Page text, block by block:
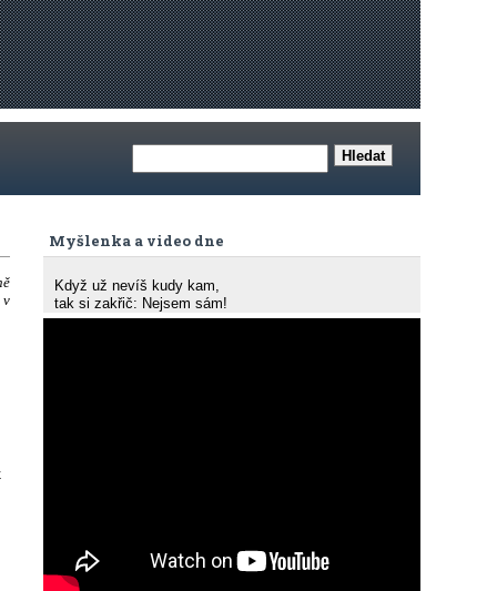
v
Myšlenka a video dne
Když už nevíš kudy kam,
tak si zakřič: Nejsem sám!